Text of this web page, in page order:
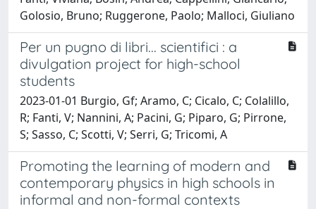
Golosio, Bruno; Ruggerone, Paolo; Malloci, Giuliano
Per un pugno di libri... scientifici : a
divulgation project for high-school
students
2023-01-01 Burgio, Gf; Aramo, C; Cicalo, C; Colalillo,
R; Fanti, V; Nannini, A; Pacini, G; Piparo, G; Pirrone,
S; Sasso, C; Scotti, V; Serri, G; Tricomi, A
Promoting the learning of modern and
contemporary physics in high schools in
informal and non-formal contexts